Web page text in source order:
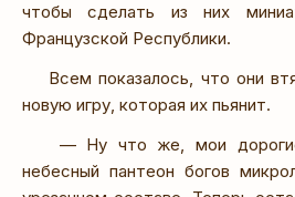
чтобы сделать из них
Французской Республики.
Всем показалось, что они
новую игру, которая их пьянит.
— Ну что же, мои
небесный пантеон богов